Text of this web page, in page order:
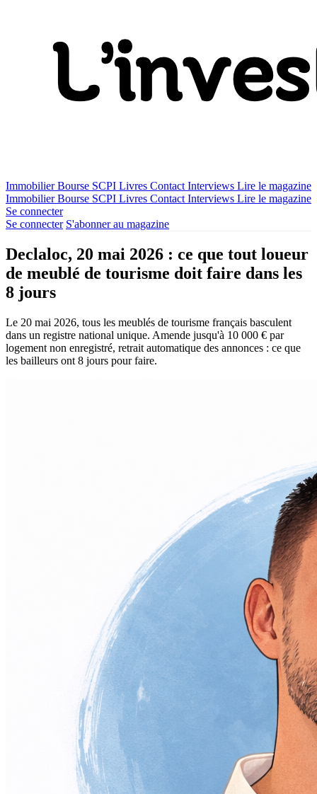
ImmobilierBourse SCPI Livres Contact Interviews Lire le magazine
ImmobilierBourse SCPI Livres Contact Interviews Lire le magazine
Se connecter
Se connecter S'abonner au magazine
Declaloc, 20 mai 2026 : ce que tout loueur
de meublé de tourisme doit faire dans les
8 jours
Le 20 mai 2026, tous les meublés de tourisme français basculent
dans un registre national unique. Amende jusqu'à 10 000 € par
logement non enregistré, retrait automatique des annonces : ce que
les bailleurs ont 8 jours pour faire.